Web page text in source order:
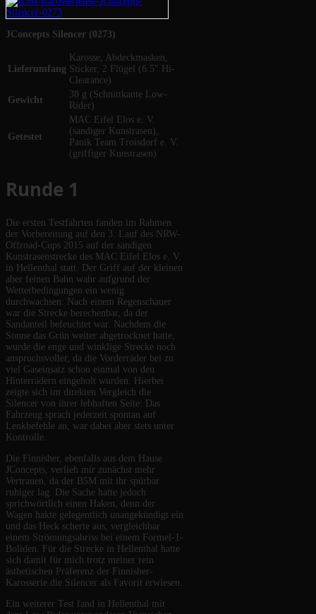
JConcepts Silencer (0273)
Lieferumfang
Karosse, Abdeckmasken,
Sticker, 2 Flügel (6.5″ Hi-
Clearance)
Gewicht
38 g (Schnittkante Low-
Rider)
Getestet
MAC Eifel Elos e. V.
(sandiger Kunstrasen),
Panik Team Troisdorf e. V.
(griffiger Kunstrasen)
Runde 1
Die ersten Testfahrten fanden im Rahmen
der Vorbereitung auf den 3. Lauf des NRW-
Offroad-Cups 2015 auf der sandigen
Kunstrasenstrecke des MAC Eifel Elos e. V.
in Hellenthal statt. Der Griff auf der kleinen
aber feinen Bahn wahr aufgrund der
Wetterbedingungen ein wenig
durchwachsen: Nach einem Regenschauer
war die Strecke berechenbar, da der
Sandanteil befeuchtet war. Nachdem die
Sonne das Grün weiter abgetrocknet hatte,
wurde die enge und winklige Strecke noch
anspruchsvoller, da die Vorderräder bei zu
viel Gaseinsatz schon einmal von den
Hinterrädern eingeholt wurden. Hierbei
zeigte sich im direkten Vergleich die
Silencer von ihrer lebhaften Seite: Das
Fahrzeug sprach jederzeit spontan auf
Lenkbefehle an, war dabei aber stets unter
Kontrolle.
Die Finnisher, ebenfalls aus dem Hause
JConcepts, verlieh mir zunächst mehr
Vertrauen, da der B5M mit ihr spürbar
ruhiger lag. Die Sache hatte jedoch
sprichwörtlich einen Haken, denn der
Wagen hakte gelegentlich unangekündigt ein
und das Heck scherte aus, vergleichbar
einem Strömungsabriss bei einem Formel-1-
Boliden. Für die Strecke in Hellenthal hatte
sich damit für mich trotz meiner rein
ästhetischen Präferenz der Finnisher-
Karosserie die Silencer als Favorit erwiesen.
Ein weiterer Test fand in Hellenthal mit